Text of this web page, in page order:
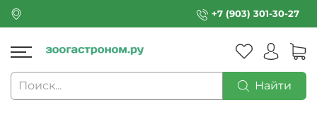
+7 (903) 301-30-27
Найти